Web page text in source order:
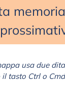
usa due
tasto Ctrl o Cmd